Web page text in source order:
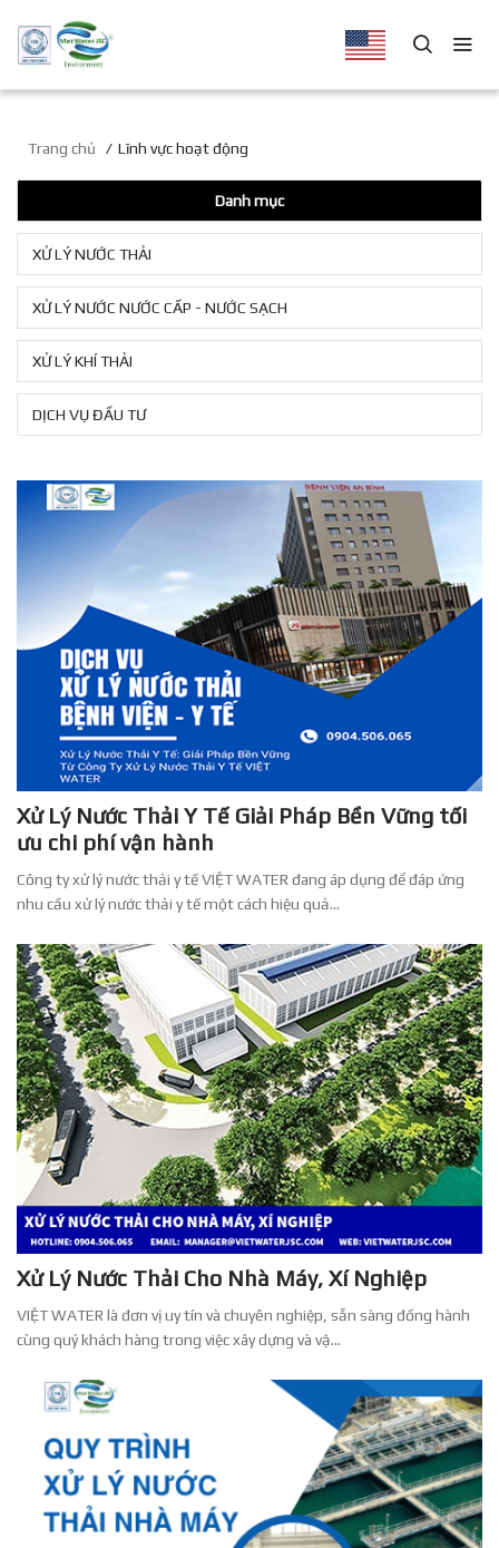
Trang chủ Lĩnh vực hoạt động
Danh mục
XỬ LÝ NƯỚC THẢI
XỬ LÝ NƯỚC NƯỚC CẤP - NƯỚC SẠCH
XỬ LÝ KHÍ THẢI
DỊCH VỤ ĐẦU TƯ
Xử Lý Nước Thải Y Tế Giải Pháp Bền Vững tối
ưu chi phí vận hành
Công ty xử lý nước thải y tế VIỆT WATER đang áp dụng để đáp ứng
nhu cầu xử lý nước thải y tế một cách hiệu quả...
Xử Lý Nước Thải Cho Nhà Máy, Xí Nghiệp
VIỆT WATER là đơn vị uy tín và chuyên nghiệp, sẵn sàng đồng hành
cùng quý khách hàng trong việc xây dựng và vậ...